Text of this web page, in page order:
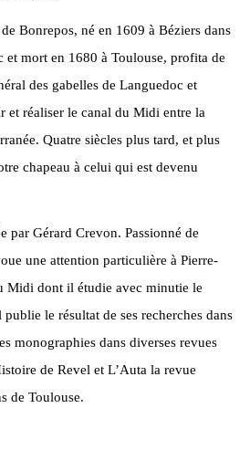
Bonrepos, né en 1609 à Béziers dans
et mort en 1680 à Toulouse, profita de
des gabelles de Languedoc et
et réaliser le canal du Midi entre la
Quatre siècles plus tard, et plus
chapeau à celui qui est devenu
par Gérard Crevon. Passionné de
une attention particulière à Pierre-
Midi dont il étudie avec minutie le
le résultat de ses recherches dans
monographies dans diverses revues
de Revel et L’Auta la revue
de Toulouse.